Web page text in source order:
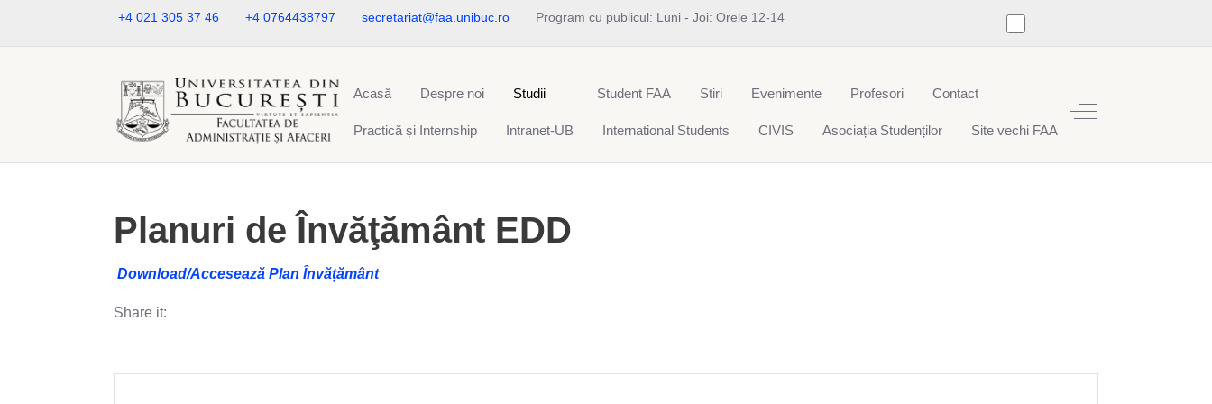
+4 021 305 37 46 +4 0764438797 secretariat@faa.unibuc.ro Program cu publicul: Luni - Joi: Orele 12-14
Acasă Despre noi Studii Student FAA Stiri Evenimente Profesori Contact
Practică și Internship Intranet-UB International Students CIVIS Asociația Studenților Site vechi FAA
Off-Canvas Toggle
Planuri de Învăţământ EDD
Download/Accesează Plan Învățământ
Share it: